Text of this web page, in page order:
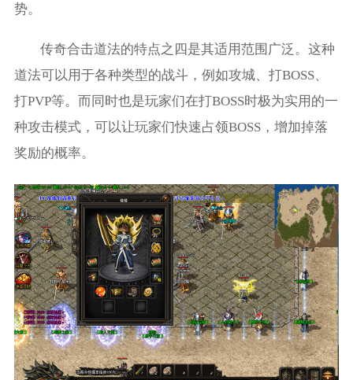
势。
传奇合击道法的特点之四是其适用范围广泛。这种
道法可以用于各种类型的战斗，例如攻城、打BOSS、
打PVP等。而同时也是玩家们在打BOSS时极为实用的一
种攻击模式，可以让玩家们快速占领BOSS，增加掉落
奖励的概率。